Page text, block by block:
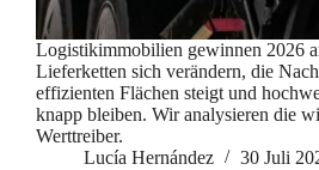
Logistikimmobilien gewinnen 2026
Lieferketten sich verändern, die
effizienten Flächen steigt und
knapp bleiben. Wir analysieren die
Werttreiber.
Lucía Hernández
30 Juli